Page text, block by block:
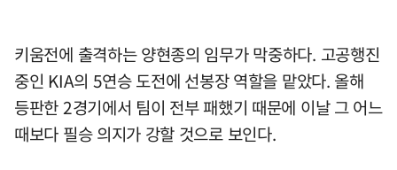
키움전에 출격하는 양현종의 임무가 막중하다. 고공행진
중인 KIA의 5연승 도전에 선봉장 역할을 맡았다. 올해
등판한 2경기에서 팀이 전부 패했기 때문에 이날 그 어느
때보다 필승 의지가 강할 것으로 보인다.